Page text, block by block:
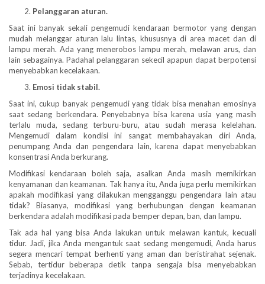
Pelanggaran aturan.
Saat ini banyak sekali pengemudi kendaraan bermotor yang dengan
mudah melanggar aturan lalu lintas, khususnya di area macet dan di
lampu merah. Ada yang menerobos lampu merah, melawan arus, dan
lain sebagainya. Padahal pelanggaran sekecil apapun dapat berpotensi
menyebabkan kecelakaan.
Emosi tidak stabil.
Saat ini, cukup banyak pengemudi yang tidak bisa menahan emosinya
saat sedang berkendara. Penyebabnya bisa karena usia yang masih
terlalu muda, sedang terburu-buru, atau sudah merasa kelelahan.
Mengemudi dalam kondisi ini sangat membahayakan diri Anda,
penumpang Anda dan pengendara lain, karena dapat menyebabkan
konsentrasi Anda berkurang.
Modifikasi kendaraan boleh saja, asalkan Anda masih memikirkan
kenyamanan dan keamanan. Tak hanya itu, Anda juga perlu memikirkan
apakah modifikasi yang dilakukan mengganggu pengendara lain atau
tidak? Biasanya, modifikasi yang berhubungan dengan keamanan
berkendara adalah modifikasi pada bemper depan, ban, dan lampu.
Tak ada hal yang bisa Anda lakukan untuk melawan kantuk, kecuali
tidur. Jadi, jika Anda mengantuk saat sedang mengemudi, Anda harus
segera mencari tempat berhenti yang aman dan beristirahat sejenak.
Sebab, tertidur beberapa detik tanpa sengaja bisa menyebabkan
terjadinya kecelakaan.